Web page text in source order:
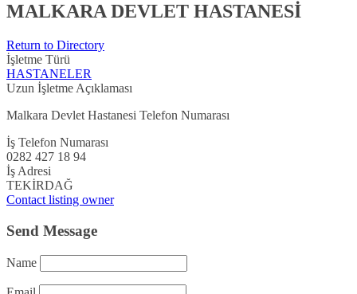
MALKARA DEVLET HASTANESİ
Return to Directory
İşletme Türü
HASTANELER
Uzun İşletme Açıklaması
Malkara Devlet Hastanesi Telefon Numarası
İş Telefon Numarası
0282 427 18 94
İş Adresi
TEKİRDAĞ
Contact listing owner
Send Message
Name